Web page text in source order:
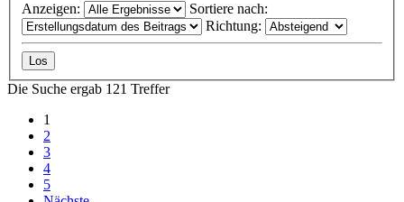
Anzeigen:
Sortiere nach:
Richtung:
Die Suche ergab 121 Treffer
1
2
3
4
5